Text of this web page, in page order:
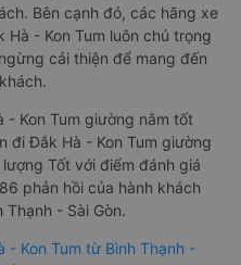
Bên cạnh đó, các hãng xe
Hà - Kon Tum luôn chú trọng
cải thiện để mang đến
- Kon Tum giường nằm tốt
đi Đắk Hà - Kon Tum giường
Tốt với điểm đánh giá
phản hồi của hành khách
Thạnh - Sài Gòn.
- Kon Tum từ Bình Thạnh -